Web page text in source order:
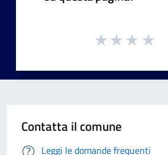
Contatta il comune
Leggi le domande frequenti